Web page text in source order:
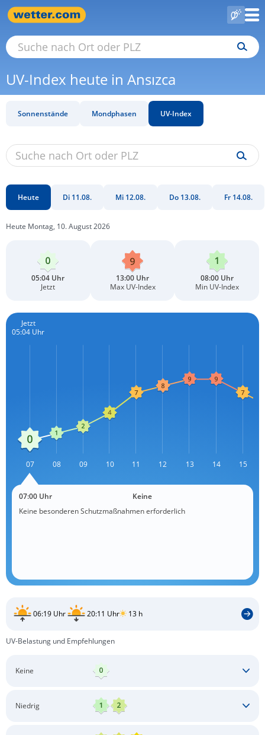
UV-Index heute in Ansızca
Sonnenstände Mondphasen UV-Index
Heute Di 11.08. Mi 12.08. Do 13.08. Fr 14.08.
Heute Montag, 10. August 2026
05:04 Uhr
Jetzt
13:00 Uhr
Max UV-Index
08:00 Uhr
Min UV-Index
Jetzt
05:04 Uhr
07 08 09 10 11 12 13 14 15
07:00 Uhr
Keine
Keine besonderen Schutzmaßnahmen erforderlich
06:19 Uhr 20:11 Uhr 13 h
UV-Belastung und Empfehlungen
Keine
Niedrig